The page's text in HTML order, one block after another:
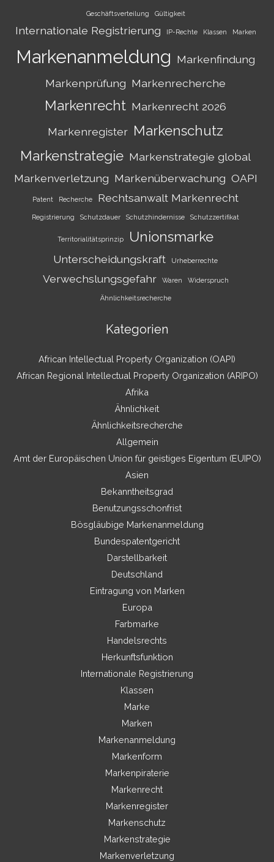
Geschäftsverteilung Gültigkeit
Internationale Registrierung IP-Rechte Klassen Marken
Markenanmeldung Markenfindung
Markenprüfung Markenrecherche
Markenrecht Markenrecht 2026
Markenregister Markenschutz
Markenstrategie Markenstrategie global
Markenverletzung Markenüberwachung OAPI
Patent Recherche Rechtsanwalt Markenrecht
Registrierung Schutzdauer Schutzhindernisse Schutzzertifikat
Territorialitätsprinzip Unionsmarke
Unterscheidungskraft Urheberrechte
Verwechslungsgefahr Waren Widerspruch
Ähnlichkeitsrecherche
Kategorien
African Intellectual Property Organization (OAPI)
African Regional Intellectual Property Organization (ARIPO)
Afrika
Ähnlichkeit
Ähnlichkeitsrecherche
Allgemein
Amt der Europäischen Union für geistiges Eigentum (EUIPO)
Asien
Bekanntheitsgrad
Benutzungsschonfrist
Bösgläubige Markenanmeldung
Bundespatentgericht
Darstellbarkeit
Deutschland
Eintragung von Marken
Europa
Farbmarke
Handelsrechts
Herkunftsfunktion
Internationale Registrierung
Klassen
Marke
Marken
Markenanmeldung
Markenform
Markenpiraterie
Markenrecht
Markenregister
Markenschutz
Markenstrategie
Markenverletzung